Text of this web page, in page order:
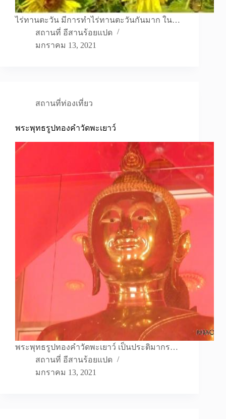
ไร่ทานตะวัน มีการทำไร่ทานตะวันกันมาก ใน…
สถานที่ อีสานร้อยแปด
มกราคม 13, 2021
สถานที่ท่องเที่ยว
พระพุทธรูปทองคำวัดพะเยาว์
พระพุทธรูปทองคำวัดพะเยาว์ เป็นประติมากร…
สถานที่ อีสานร้อยแปด
มกราคม 13, 2021